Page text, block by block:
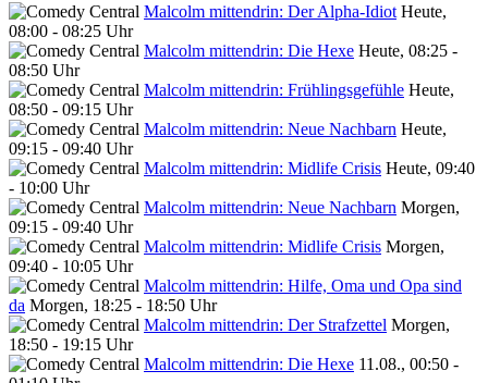
Malcolm mittendrin: Der Alpha-Idiot Heute,
08:00 - 08:25 Uhr
Malcolm mittendrin: Die Hexe Heute, 08:25 -
08:50 Uhr
Malcolm mittendrin: Frühlingsgefühle Heute,
08:50 - 09:15 Uhr
Malcolm mittendrin: Neue Nachbarn Heute,
09:15 - 09:40 Uhr
Malcolm mittendrin: Midlife Crisis Heute, 09:40
- 10:00 Uhr
Malcolm mittendrin: Neue Nachbarn Morgen,
09:15 - 09:40 Uhr
Malcolm mittendrin: Midlife Crisis Morgen,
09:40 - 10:05 Uhr
Malcolm mittendrin: Hilfe, Oma und Opa sind
da Morgen, 18:25 - 18:50 Uhr
Malcolm mittendrin: Der Strafzettel Morgen,
18:50 - 19:15 Uhr
Malcolm mittendrin: Die Hexe 11.08., 00:50 -